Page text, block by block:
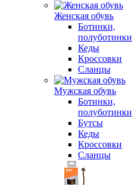
Женская обувь
Ботинки,
полуботинки
Кеды
Кроссовки
Сланцы
Мужская обувь
Ботинки,
полуботинки
Бутсы
Кеды
Кроссовки
Сланцы